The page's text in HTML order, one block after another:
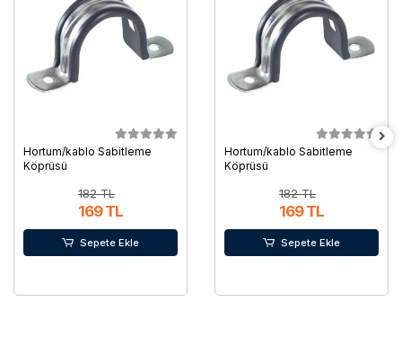
Hortum/kablo Sabitleme
Köprüsü
182 TL
169 TL
Sepete Ekle
Hortum/kablo Sabitleme
Köprüsü
182 TL
169 TL
Sepete Ekle